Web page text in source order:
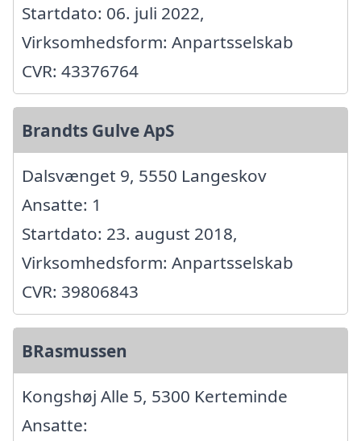
Startdato: 06. juli 2022,
Virksomhedsform: Anpartsselskab
CVR: 43376764
Brandts Gulve ApS
Dalsvænget 9, 5550 Langeskov
Ansatte: 1
Startdato: 23. august 2018,
Virksomhedsform: Anpartsselskab
CVR: 39806843
BRasmussen
Kongshøj Alle 5, 5300 Kerteminde
Ansatte: